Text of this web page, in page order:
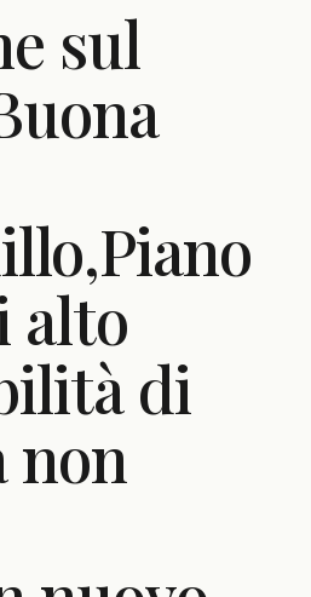
sul
alto
di
non